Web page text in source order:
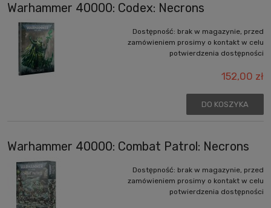
Warhammer 40000: Codex: Necrons
Dostępność: brak w magazynie, przed
zamówieniem prosimy o kontakt w celu
potwierdzenia dostępności
152,00 zł
DO KOSZYKA
Warhammer 40000: Combat Patrol: Necrons
Dostępność: brak w magazynie, przed
zamówieniem prosimy o kontakt w celu
potwierdzenia dostępności